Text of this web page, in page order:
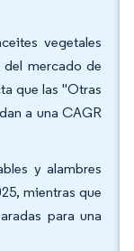
vegetales
del mercado de
que las "Otras
a una CAGR
y alambres
mientras que
para una